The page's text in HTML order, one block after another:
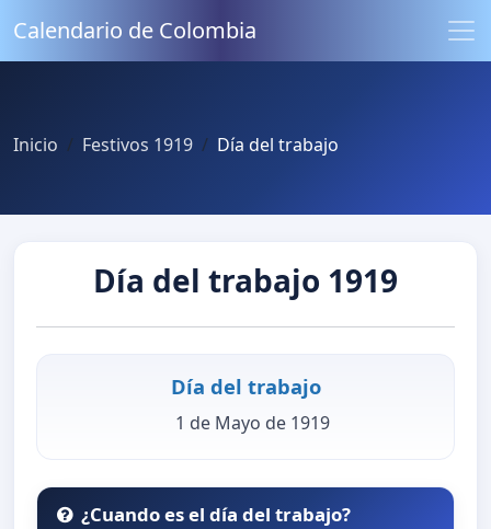
Calendario de Colombia
Inicio Festivos 1919 Día del trabajo
Día del trabajo 1919
Día del trabajo
1 de Mayo de 1919
¿Cuando es el día del trabajo?